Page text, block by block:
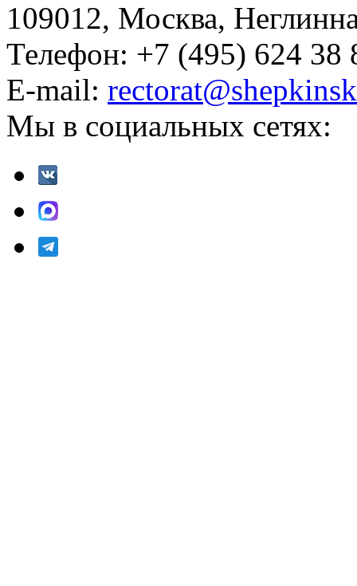
109012, Москва,
Телефон: +7 (495) 624 38
E-mail:
Мы в социальных сетях: